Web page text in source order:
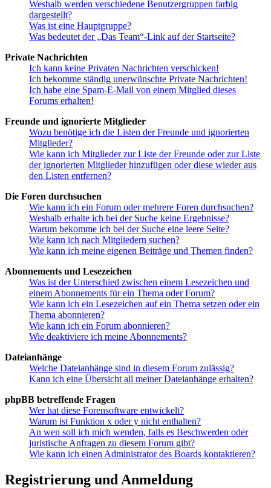
Weshalb werden verschiedene Benutzergruppen farbig
dargestellt?
Was ist eine Hauptgruppe?
Was bedeutet der „Das Team“-Link auf der Startseite?
Private Nachrichten
Ich kann keine Privaten Nachrichten verschicken!
Ich bekomme ständig unerwünschte Private Nachrichten!
Ich habe eine Spam-E-Mail von einem Mitglied dieses
Forums erhalten!
Freunde und ignorierte Mitglieder
Wozu benötige ich die Listen der Freunde und ignorierten
Mitglieder?
Wie kann ich Mitglieder zur Liste der Freunde oder zur Liste
der ignorierten Mitglieder hinzufügen oder diese wieder aus
den Listen entfernen?
Die Foren durchsuchen
Wie kann ich ein Forum oder mehrere Foren durchsuchen?
Weshalb erhalte ich bei der Suche keine Ergebnisse?
Warum bekomme ich bei der Suche eine leere Seite?
Wie kann ich nach Mitgliedern suchen?
Wie kann ich meine eigenen Beiträge und Themen finden?
Abonnements und Lesezeichen
Was ist der Unterschied zwischen einem Lesezeichen und
einem Abonnements für ein Thema oder Forum?
Wie kann ich ein Lesezeichen auf ein Thema setzen oder ein
Thema abonnieren?
Wie kann ich ein Forum abonnieren?
Wie deaktiviere ich meine Abonnements?
Dateianhänge
Welche Dateianhänge sind in diesem Forum zulässig?
Kann ich eine Übersicht all meiner Dateianhänge erhalten?
phpBB betreffende Fragen
Wer hat diese Forensoftware entwickelt?
Warum ist Funktion x oder y nicht enthalten?
An wen soll ich mich wenden, falls es Beschwerden oder
juristische Anfragen zu diesem Forum gibt?
Wie kann ich einen Administrator des Boards kontaktieren?
Registrierung und Anmeldung